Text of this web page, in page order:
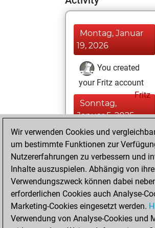
Montag, Januar
19, 2026
You created
your Fritz account
Fritz
Sonntag,
Januar 5, 2025
You learned 1
positionsMyMoves
Donnerstag,
November 13,
2014
You played 4
Wir verwenden Cookies und
um bestimmte Funktionen zur
Nutzererfahrungen zu verbessern und
Inhalte auszuspielen. Abhängig von
Verwendungszweck können dabei
erforderlichen Cookies auch Analyse-
Marketing-Cookies eingesetzt werden.
Verwendung von Analyse-Cookies und